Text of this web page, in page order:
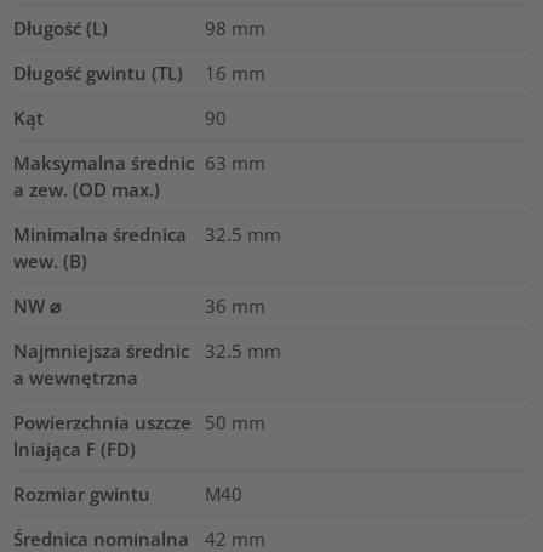
Długość (L) 98 mm
Długość gwintu (TL)
16 mm
Kąt
90
Maksymalna średnic
a zew. (OD max.)
63 mm
Minimalna średnica
wew. (B)
32.5 mm
NW ⌀ 36 mm
Najmniejsza średnic
a wewnętrzna
32.5 mm
Powierzchnia uszcze
lniająca F (FD)
50 mm
Rozmiar gwintu
M40
Średnica nominalna
42 mm